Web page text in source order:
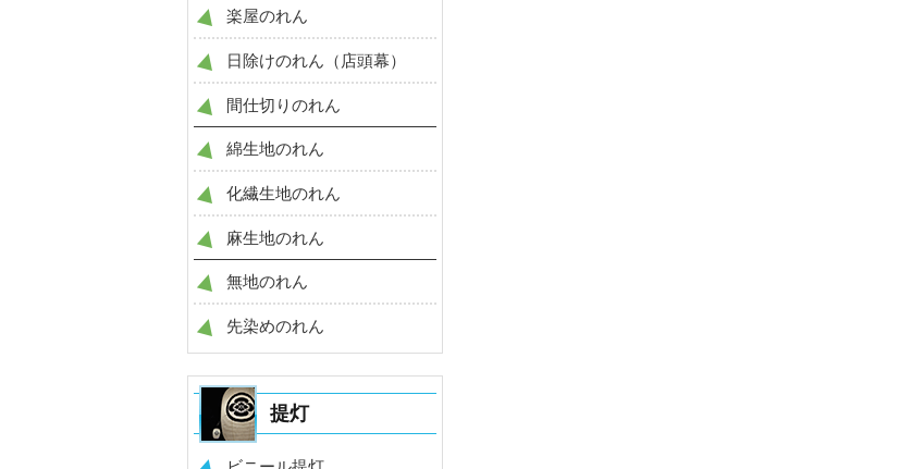
楽屋のれん
日除けのれん（店頭幕）
間仕切りのれん
綿生地のれん
化繊生地のれん
麻生地のれん
無地のれん
先染めのれん
提灯